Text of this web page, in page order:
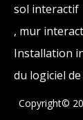
sol interactif
, mur
Installation
du logiciel
Copyright©